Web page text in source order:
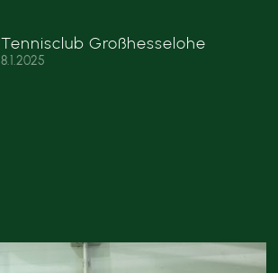
Tennisclub Großhesselohe
8.1.2025